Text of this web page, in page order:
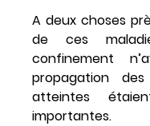
A deux choses
de ces
confinement
propagation
atteintes
importantes.